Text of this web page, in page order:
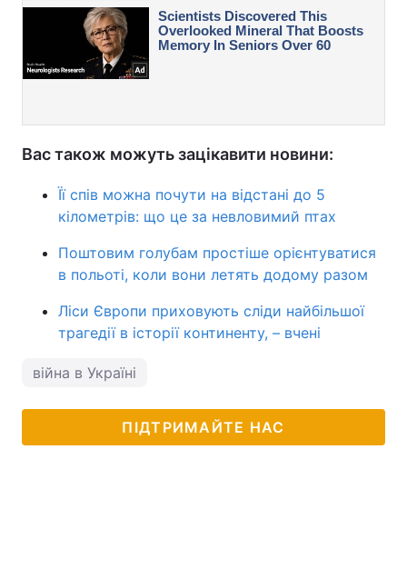
Вас також можуть зацікавити новини:
Її спів можна почути на відстані до 5
кілометрів: що це за невловимий птах
Поштовим голубам простіше орієнтуватися
в польоті, коли вони летять додому разом
Ліси Європи приховують сліди найбільшої
трагедії в історії континенту, – вчені
війна в Україні
ПІДТРИМАЙТЕ НАС